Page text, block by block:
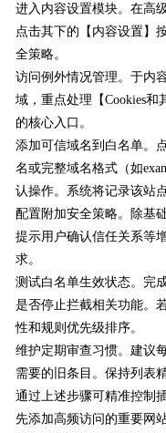
进入内容设置模块。在高
点击其下的【内容设置】
全策略。
访问例外情况管理。于内
域，重点处理【Cookies
的核心入口。
添加可信域名到白名单。
名或完整域名格式（如
认操作。系统将记录该站
配置附加安全策略。除基
提示用户确认信任关系等
求。
测试白名单生效状态。完
是否停止拦截相关功能。
性和规则优先级排序。
维护定期审查习惯。建议
需要的旧条目。保持列表
通过上述步骤可精准控制
先添加高频访问的重要网